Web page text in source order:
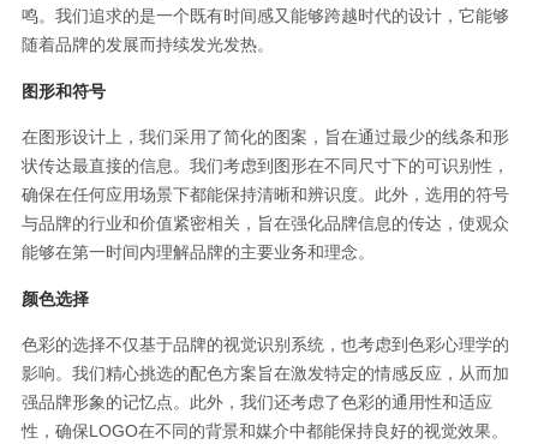
鸣。我们追求的是一个既有时间感又能够跨越时代的设计，它能够
随着品牌的发展而持续发光发热。
图形和符号
在图形设计上，我们采用了简化的图案，旨在通过最少的线条和形
状传达最直接的信息。我们考虑到图形在不同尺寸下的可识别性，
确保在任何应用场景下都能保持清晰和辨识度。此外，选用的符号
与品牌的行业和价值紧密相关，旨在强化品牌信息的传达，使观众
能够在第一时间内理解品牌的主要业务和理念。
颜色选择
色彩的选择不仅基于品牌的视觉识别系统，也考虑到色彩心理学的
影响。我们精心挑选的配色方案旨在激发特定的情感反应，从而加
强品牌形象的记忆点。此外，我们还考虑了色彩的通用性和适应
性，确保LOGO在不同的背景和媒介中都能保持良好的视觉效果。